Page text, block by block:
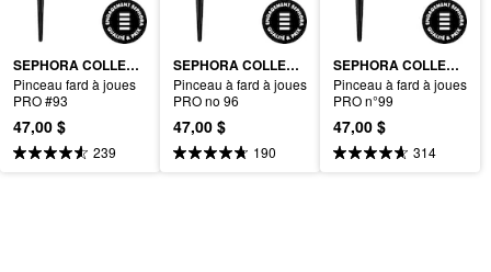
SEPHORA COLLECTION
Pinceau fard à joues
PRO #93
47,00 $
239
SEPHORA COLLECTION
Pinceau à fard à joues
PRO no 96
47,00 $
190
SEPHORA COLLECTION
Pinceau à fard à joues
PRO n°99
47,00 $
314